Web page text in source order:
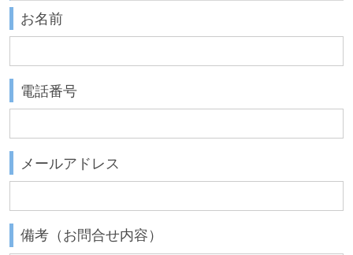
お名前
電話番号
メールアドレス
備考（お問合せ内容）